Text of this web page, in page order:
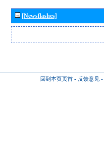
[Newsflashes]
回到本页页首 - 反馈意见 -